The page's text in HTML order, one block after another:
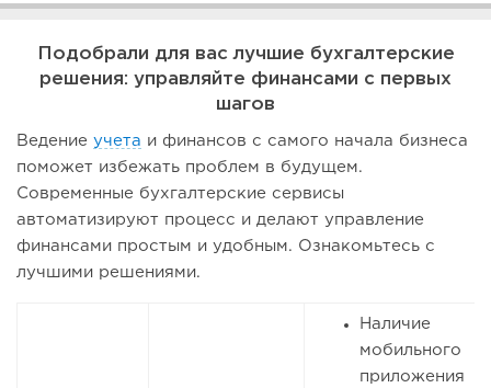
Подобрали для вас лучшие бухгалтерские
решения: управляйте финансами с первых
шагов
Ведение учета и финансов с самого начала бизнеса
поможет избежать проблем в будущем.
Современные бухгалтерские сервисы
автоматизируют процесс и делают управление
финансами простым и удобным. Ознакомьтесь с
лучшими решениями.
Наличие
мобильного
приложения